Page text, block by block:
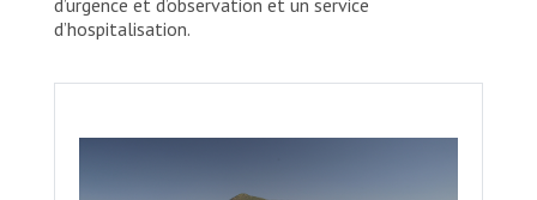
d’hospitalisation.